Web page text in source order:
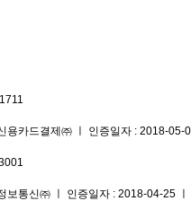
용카드결제㈜ ㅣ 인증일자 : 2018-05-
보통신㈜ ㅣ 인증일자 : 2018-04-25